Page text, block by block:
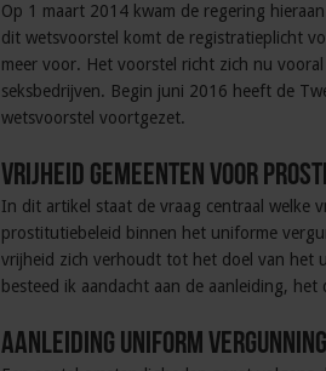
Op 1 maart 2014 kwam de regering
dit wetsvoorstel komt de registratieplicht
meer voor. Het voorstel richt zich nu
seksbedrijven. Begin juni 2016 heeft de
wetsvoorstel voortgezet.
Vrijheid gemeenten voor
In dit artikel staat de vraag centraal welke
prostitutiebeleid binnen het uniforme
vrijheid zich verhoudt tot het doel van het
besteed ik aandacht aan de aanleiding,
Aanleiding uniform